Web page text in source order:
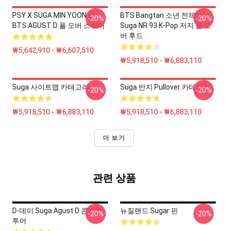
PSY X SUGA MIN YOON GI
BTS AGUST D 풀 오버 스웨터
₩5,642,910 - ₩6,607,510
-20%
BTS Bangtan 소년 전체메뉴
Suga NR 93 K-Pop 저지 풀 오
버 후드
₩5,918,510 - ₩6,883,110
-20%
Suga 사이트맵 카테고리
₩5,918,510 - ₩6,883,110
-20% Suga 반지 Pullover 카테고리
₩5,918,510 - ₩6,883,110
-20%
더 보기
관련 상품
D-데이 Suga Agust D 콘서트
투어
-20% 뉴질랜드 Sugar 핀 -20%